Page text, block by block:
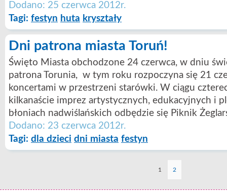
Dodano: 25 czerwca 2012r.
Tagi: festyn huta kryształy
Dni patrona miasta Toruń!
Święto Miasta obchodzone 24 czerwca, w dniu
patrona Torunia, w tym roku rozpoczyna się 21
koncertami w przestrzeni starówki. W ciągu
kilkanaście imprez artystycznych, edukacyjnych i
błoniach nadwiślańskich odbędzie się Piknik
Dodano: 23 czerwca 2012r.
Tagi: dla dzieci dni miasta festyn
1 2